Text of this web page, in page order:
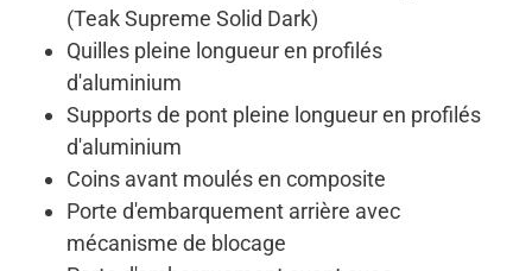
(Teak Supreme Solid Dark)
Quilles pleine longueur en profilés
d'aluminium
Supports de pont pleine longueur en profilés
d'aluminium
Coins avant moulés en composite
Porte d'embarquement arrière avec
mécanisme de blocage